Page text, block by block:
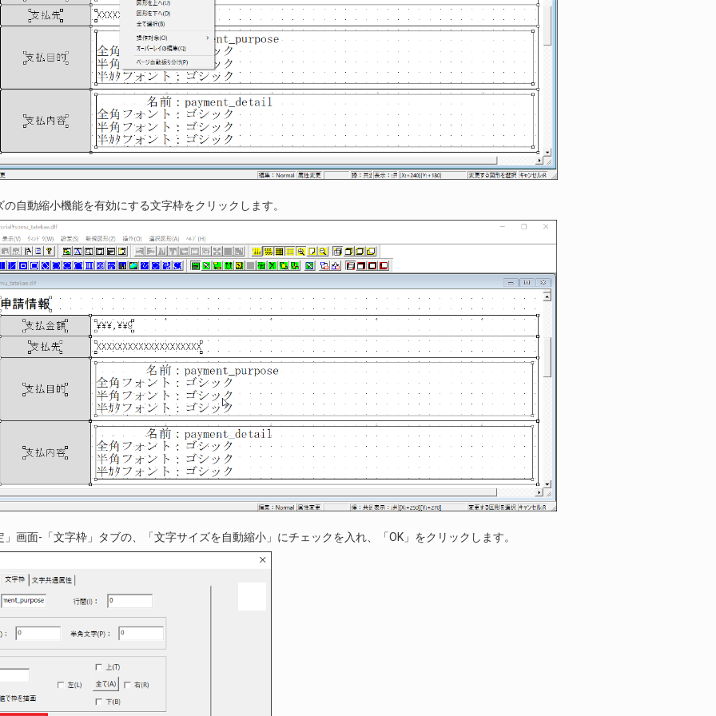
の自動縮小機能を有効にする文字枠をクリックします。
」画面-「文字枠」タブの、「文字サイズを自動縮小」にチェックを入れ、「OK」をクリックします。